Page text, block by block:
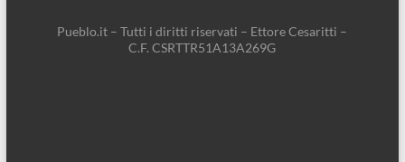
Pueblo.it – Tutti i diritti riservati – Ettore Cesaritti –
C.F. CSRTTR51A13A269G